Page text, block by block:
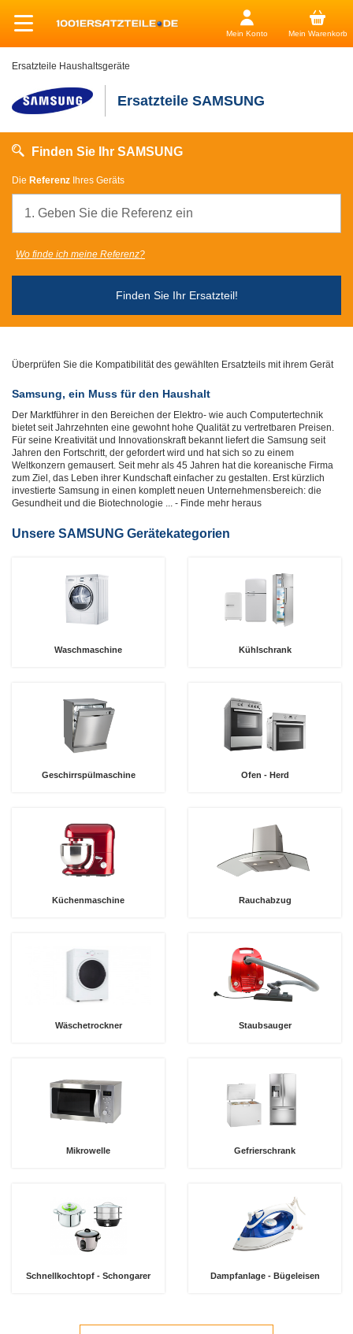
Mein Konto Mein Warenkorb
Ersatzteile Haushaltsgeräte
Ersatzteile SAMSUNG
Finden Sie Ihr SAMSUNG
Die Referenz Ihres Geräts
Finden Sie Ihr Ersatzteil!
Wo finde ich meine Referenz?
Überprüfen Sie die Kompatibilität des gewählten Ersatzteils mit ihrem Gerät
Samsung, ein Muss für den Haushalt
Der Marktführer in den Bereichen der Elektro- wie auch Computertechnik
bietet seit Jahrzehnten eine gewohnt hohe Qualität zu vertretbaren Preisen.
Für seine Kreativität und Innovationskraft bekannt liefert die Samsung seit
Jahren den Fortschritt, der gefordert wird und hat sich so zu einem
Weltkonzern gemausert. Seit mehr als 45 Jahren hat die koreanische Firma
zum Ziel, das Leben ihrer Kundschaft einfacher zu gestalten. Erst kürzlich
investierte Samsung in einen komplett neuen Unternehmensbereich: die
Gesundheit und die Biotechnologie ... - Finde mehr heraus
Unsere SAMSUNG Gerätekategorien
Waschmaschine Kühlschrank
Geschirrspülmaschine Ofen - Herd
Küchenmaschine Rauchabzug
Wäschetrockner Staubsauger
Mikrowelle Gefrierschrank
Schnellkochtopf - Schongarer Dampfanlage - Bügeleisen